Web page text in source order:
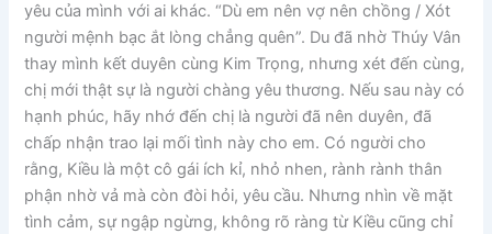
yêu của mình với ai khác. “Dù em nên vợ nên chồng / Xót
người mệnh bạc ắt lòng chẳng quên”. Du đã nhờ Thúy Vân
thay mình kết duyên cùng Kim Trọng, nhưng xét đến cùng,
chị mới thật sự là người chàng yêu thương. Nếu sau này có
hạnh phúc, hãy nhớ đến chị là người đã nên duyên, đã
chấp nhận trao lại mối tình này cho em. Có người cho
rằng, Kiều là một cô gái ích kỉ, nhỏ nhen, rành rành thân
phận nhờ vả mà còn đòi hỏi, yêu cầu. Nhưng nhìn về mặt
tình cảm, sự ngập ngừng, không rõ ràng từ Kiều cũng chỉ